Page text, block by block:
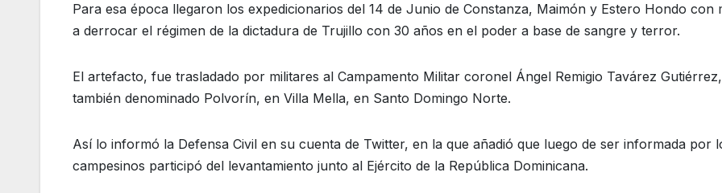
Para esa época llegaron los expedicionarios del 14 de Junio de Constanza, Maimón y Estero Hondo con
a derrocar el régimen de la dictadura de Trujillo con 30 años en el poder a base de sangre y terror.
El artefacto, fue trasladado por militares al Campamento Militar coronel Ángel Remigio Tavárez Gutiérrez,
también denominado Polvorín, en Villa Mella, en Santo Domingo Norte.
Así lo informó la Defensa Civil en su cuenta de Twitter, en la que añadió que luego de ser informada por
campesinos participó del levantamiento junto al Ejército de la República Dominicana.